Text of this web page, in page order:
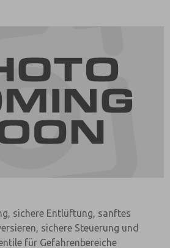
sichere Entlüftung, sanftes
sichere Steuerung und
für Gefahrenbereiche